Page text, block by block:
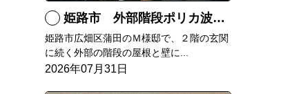
姫路市 外部階段ポリカ波板張替工事
姫路市広畑区蒲田のＭ様邸で、２階の玄関
に続く外部の階段の屋根と壁に...
2026年07月31日